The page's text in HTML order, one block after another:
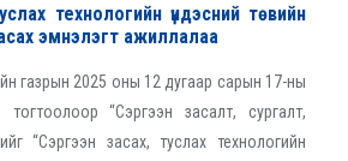
технологийн үндэсний төвийн
эмнэлэгт ажиллалаа
газрын 2025 оны 12 дугаар сарын 17-ны
“Сэргээн засалт, сургалт,
“Сэргээн засах, туслах технологийн